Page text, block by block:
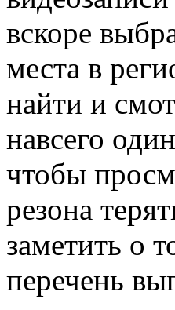
вскоре
места в
найти и
навсего
чтобы
резона
заметить о
перечень